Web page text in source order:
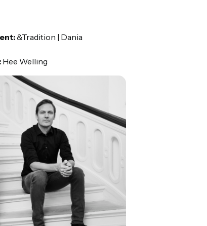
&Tradition | Dania
Hee Welling